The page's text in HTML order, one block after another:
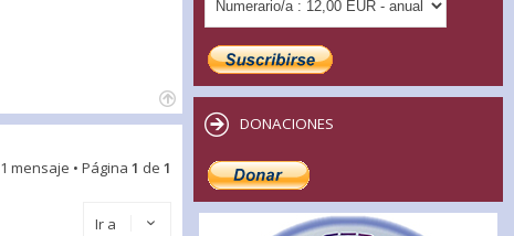
1 mensaje • Página 1 de 1
Ir a
DONACIONES